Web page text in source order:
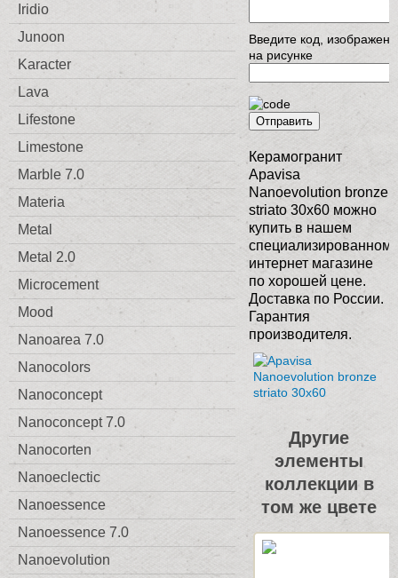
Iridio
Junoon
Karacter
Lava
Lifestone
Limestone
Marble 7.0
Materia
Metal
Metal 2.0
Microcement
Mood
Nanoarea 7.0
Nanocolors
Nanoconcept
Nanoconcept 7.0
Nanocorten
Nanoeclectic
Nanoessence
Nanoessence 7.0
Nanoevolution
Введите код,
на рисунке
Отправить
Керамогранит
Apavisa
Nanoevolution bronze
striato 30x60 можно
купить в нашем
специализированном
интернет магазине
по хорошей цене.
Доставка по России.
Гарантия
производителя.
Другие
элементы
коллекции в
том же цвете